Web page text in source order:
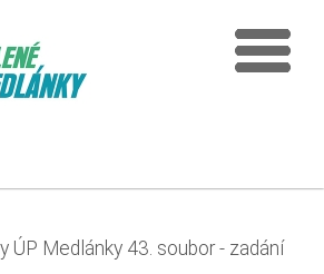
ÚP Medlánky 43. soubor - zadání